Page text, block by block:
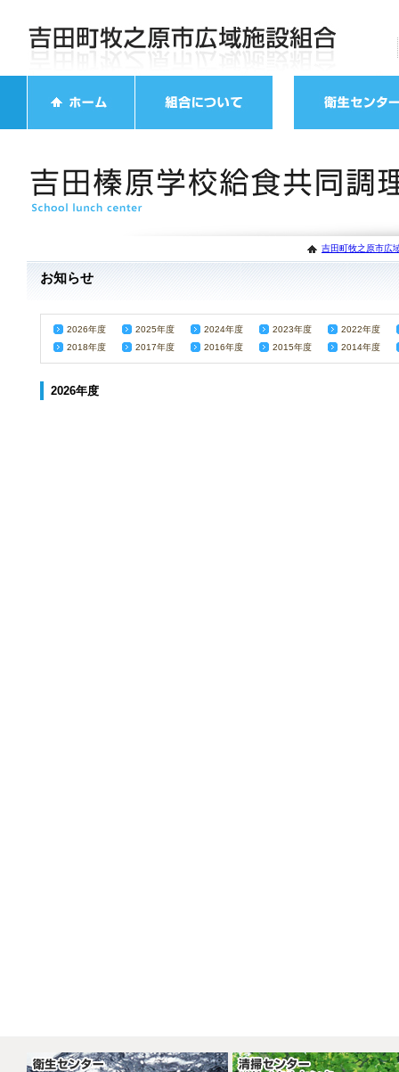
吉田町牧之原市広
お知らせ
2026年度 2025年度 2024年度 2023年度
2022年度
2018年度
2017年度 2016年度 2015年度 2014年度
2026年度